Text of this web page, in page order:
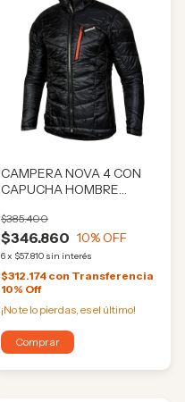
CAMPERA NOVA 4 CON
CAPUCHA HOMBRE
$346.860
$385.400
10% OFF
6x $57.810 sin interés
$312.174 con Transferencia
10% Off
¡No te lo pierdas, es el último!
Comprar